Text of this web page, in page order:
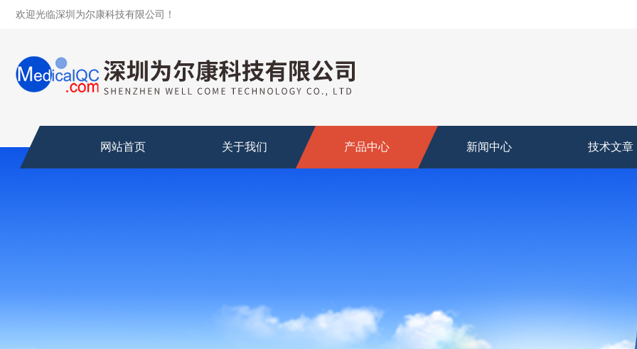
欢迎光临深圳为尔康科技有限公司！
网站首页 关于我们 产品中心 新闻中心 技术文章